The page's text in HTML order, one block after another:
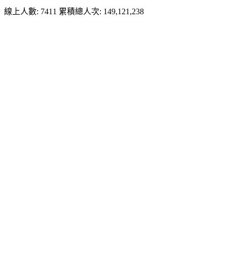
線上人數: 7411 累積總人次: 149,121,238